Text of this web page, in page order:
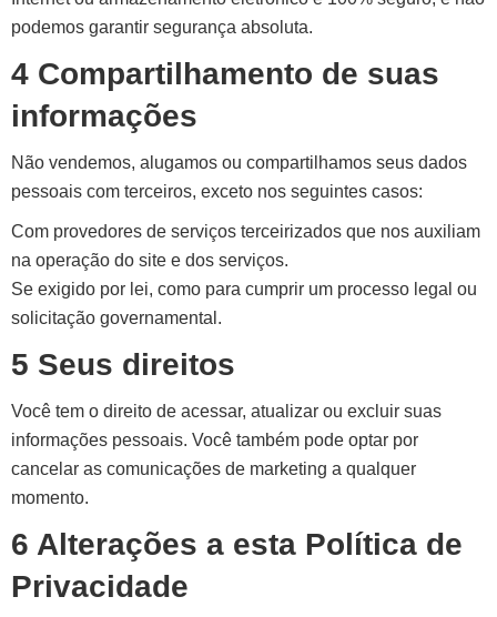
podemos garantir segurança absoluta.
4 Compartilhamento de suas
informações
Não vendemos, alugamos ou compartilhamos seus dados
pessoais com terceiros, exceto nos seguintes casos:
Com provedores de serviços terceirizados que nos auxiliam
na operação do site e dos serviços.
Se exigido por lei, como para cumprir um processo legal ou
solicitação governamental.
5 Seus direitos
Você tem o direito de acessar, atualizar ou excluir suas
informações pessoais. Você também pode optar por
cancelar as comunicações de marketing a qualquer
momento.
6 Alterações a esta Política de
Privacidade